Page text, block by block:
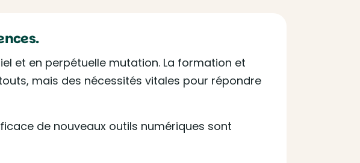
et en perpétuelle mutation. La formation et
mais des nécessités vitales pour répondre
de nouveaux outils numériques sont